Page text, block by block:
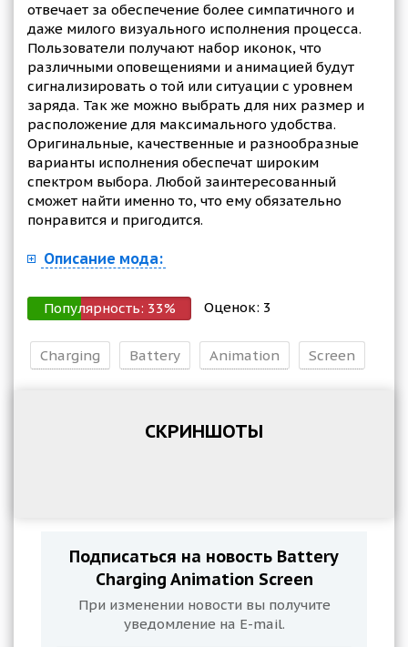
отвечает за обеспечение более симпатичного и
даже милого визуального исполнения процесса.
Пользователи получают набор иконок, что
различными оповещениями и анимацией будут
сигнализировать о той или ситуации с уровнем
заряда. Так же можно выбрать для них размер и
расположение для максимального удобства.
Оригинальные, качественные и разнообразные
варианты исполнения обеспечат широким
спектром выбора. Любой заинтересованный
сможет найти именно то, что ему обязательно
понравится и пригодится.
Описание мода:
Популярность: 33% Оценок: 3
Charging Battery Animation Screen
СКРИНШОТЫ
Подписаться на новость Battery
Charging Animation Screen
При изменении новости вы получите
уведомление на E-mail.